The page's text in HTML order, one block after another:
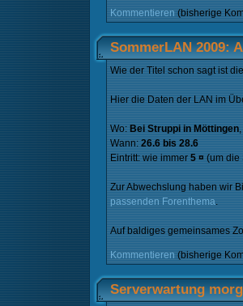
Kommentieren (bisherige
SommerLAN 2009:
Wie der Titel schon sagt ist die
Hier die Daten der LAN im
Wo: Bei Struppi in Möttingen
Wann: 26.6 bis 28.6
Eintritt: wie immer 5 ¤ (um die
Zur Abwechslung haben wir
passenden Forenthema.
Auf baldiges gemeinsames
Kommentieren (bisherige
Serverwartung